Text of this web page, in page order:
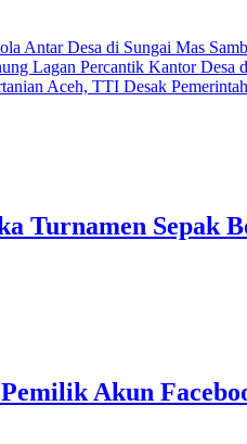
Antar Desa di Sungai Mas
Lagan Percantik Kantor Desa
Aceh, TTI Desak
Turnamen Sepak
Akun